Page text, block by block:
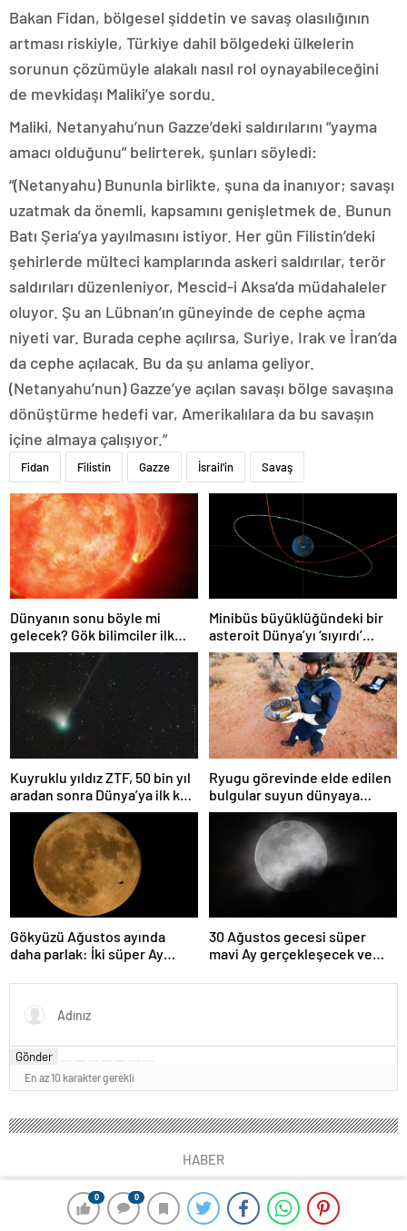
0 0
Bakan Fidan, bölgesel şiddetin ve savaş olasılığının
artması riskiyle, Türkiye dahil bölgedeki ülkelerin
sorunun çözümüyle alakalı nasıl rol oynayabileceğini
de mevkidaşı Maliki’ye sordu.
Maliki, Netanyahu’nun Gazze’deki saldırılarını “yayma
amacı olduğunu” belirterek, şunları söyledi:
“(Netanyahu) Bununla birlikte, şuna da inanıyor; savaşı
uzatmak da önemli, kapsamını genişletmek de. Bunun
Batı Şeria’ya yayılmasını istiyor. Her gün Filistin’deki
şehirlerde mülteci kamplarında askeri saldırılar, terör
saldırıları düzenleniyor, Mescid-i Aksa’da müdahaleler
oluyor. Şu an Lübnan’ın güneyinde de cephe açma
niyeti var. Burada cephe açılırsa, Suriye, Irak ve İran’da
da cephe açılacak. Bu da şu anlama geliyor.
(Netanyahu’nun) Gazze’ye açılan savaşı bölge savaşına
dönüştürme hedefi var, Amerikalılara da bu savaşın
içine almaya çalışıyor.”
Fidan Filistin Gazze İsrail'in Savaş
Dünyanın sonu böyle mi
gelecek? Gök bilimciler ilk
kez sönen yıldızın gezegeni
yutmasına tanık oldu
Minibüs büyüklüğündeki bir
asteroit Dünya’yı ‘sıyırdı’
geçti
Kuyruklu yıldız ZTF, 50 bin yıl
aradan sonra Dünya’ya ilk kez
çok yaklaşacak
Ryugu görevinde elde edilen
bulgular suyun dünyaya
asteroitlerce getirilmiş
olabileceğini gösteriyor
Gökyüzü Ağustos ayında
daha parlak: İki süper Ay
30 Ağustos gecesi süper
mavi Ay gerçekleşecek ve
olacak
Gönder
En az 10 karakter gerekli
HABER